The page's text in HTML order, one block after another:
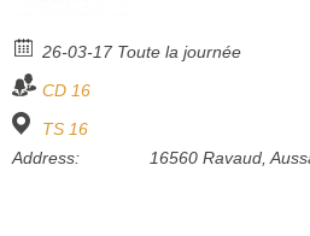
Boutique
26-03-17 Toute la journée
CD 16
TS 16
Address:
16560 Ravaud,